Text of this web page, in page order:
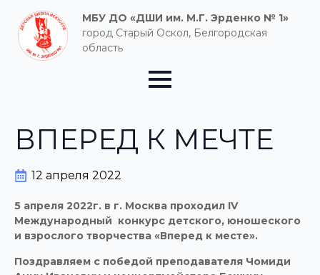
МБУ ДО «ДШИ им. М.Г. Эрденко № 1»
город Старый Оскол, Белгородская
область
ВПЕРЕД К МЕЧТЕ
12 апреля 2022
5 апреля 2022г. в г. Москва проходил IV
Международный конкурс детского, юношеского
и взрослого творчества «Вперед к месте».
Поздравляем с победой преподавателя Чомиди